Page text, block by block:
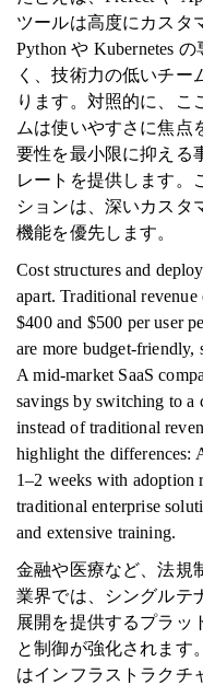
ツールは高度にカスタ
Python や Kubernetes
く、技術力の低いチー
ります。対照的に、こ
ムは使いやすさに焦点
要性を最小限に抑える
レートを提供します。
ションは、深いカスタ
機能を優先します。
Cost structures and
apart. Traditional revenue
$400 and $500 per user
are more budget-friendly,
A mid-market SaaS
savings by switching to
instead of traditional
highlight the differences:
1–2 weeks with adoption
traditional enterprise
and extensive training.
金融や医療など、法規
業界では、シングルテ
展開を提供するプラッ
と制御が強化されます
はインフラストラクチ